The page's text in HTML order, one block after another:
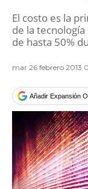
El costo es la
de la
de hasta 50%
mar 26 febrero 2013
Añadir Expansión